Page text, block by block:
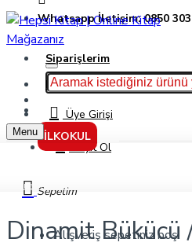
Whatsapp İletişim: 0850
Siparişlerim
Hakkımızda
İletişimÜye Girişi
Kayıt Ol
Sepetim
Alışveriş sepetiniz boş!
İLKOKUL
Menu
Dinamit Bükücü / Levent İz Peşinde 3 -
Dinamit Bükücü